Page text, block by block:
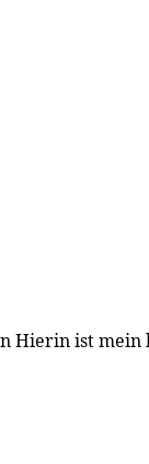
Hierin ist